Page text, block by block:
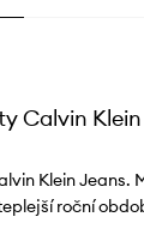
Calvin
Klein Jeans.
roční